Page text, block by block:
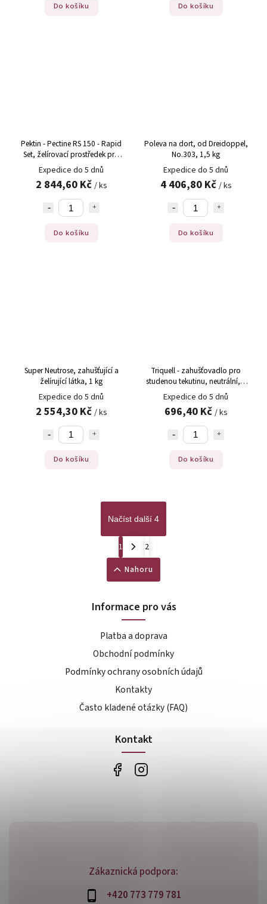
Do košíku Do košíku
Pektin - Pectine RS 150 - Rapid
Set, želírovací prostředek pro
džemy/marmelády, 1 kg
Expedice do 5 dnů
2 844,60 Kč / ks
Do košíku
Poleva na dort, od Dreidoppel,
No.303, 1,5 kg
Expedice do 5 dnů
4 406,80 Kč / ks
Do košíku
Super Neutrose, zahušťující a
želírující látka, 1 kg
Expedice do 5 dnů
2 554,30 Kč / ks
Do košíku
Triquell - zahušťovadlo pro
studenou tekutinu, neutrální, v
prášku, 1 kg
Expedice do 5 dnů
696,40 Kč / ks
Do košíku
Načíst další 4
1
2
Nahoru
Zákaznická podpora:
+420 773 779 781
Informace pro vás
Platba a doprava
Obchodní podmínky
Podmínky ochrany osobních údajů
Kontakty
Často kladené otázky (FAQ)
Kontakt